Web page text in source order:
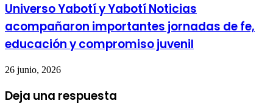
Universo Yabotí y Yabotí Noticias
acompañaron importantes jornadas de fe,
educación y compromiso juvenil
26 junio, 2026
Deja una respuesta